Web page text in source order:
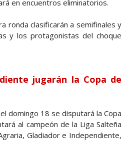
en encuentros eliminatorios.
ronda clasificarán a semifinales y
y los protagonistas del choque
jugarán la Copa de
domingo 18 se disputará la Copa
al campeón de la Liga Salteña
Gladiador e Independiente,